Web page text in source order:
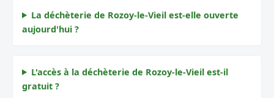
La déchèterie de Rozoy-le-Vieil est-elle ouverte
aujourd'hui ?
L'accès à la déchèterie de Rozoy-le-Vieil est-il
gratuit ?